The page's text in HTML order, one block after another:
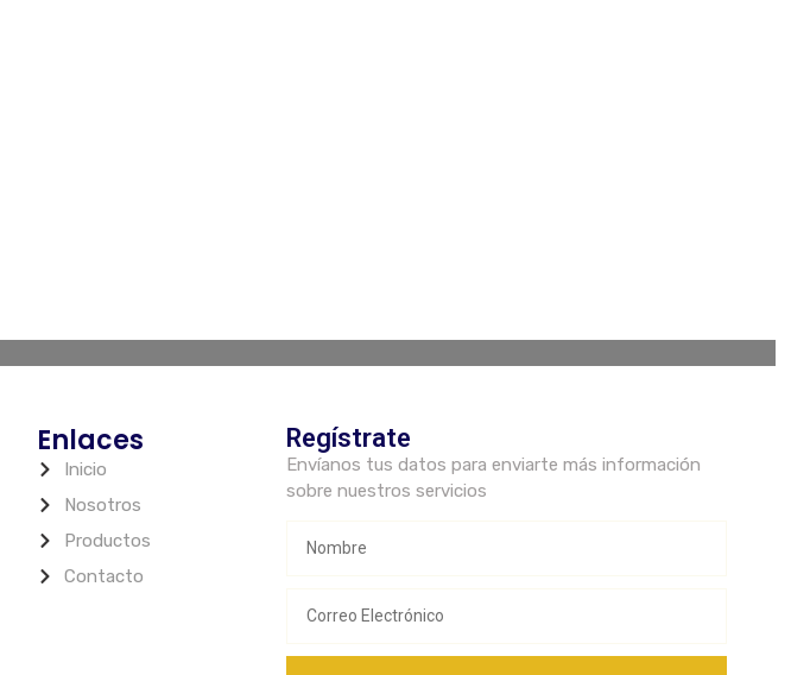
Enlaces
Inicio
Nosotros
Productos
Contacto
Regístrate
Envíanos tus datos para enviarte más información
sobre nuestros servicios